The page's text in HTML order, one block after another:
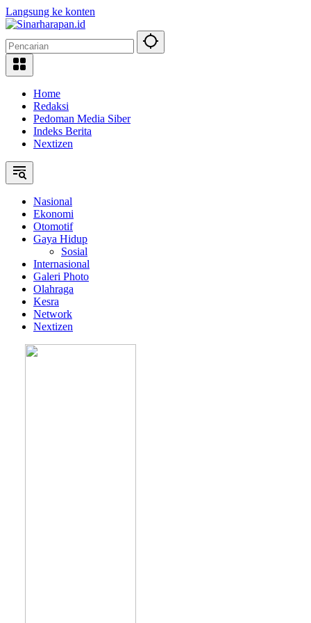
Langsung ke konten
Home
Redaksi
Pedoman Media Siber
Indeks Berita
Nextizen
Nasional
Ekonomi
Otomotif
Gaya Hidup
Sosial
Internasional
Galeri Photo
Olahraga
Kesra
Network
Nextizen